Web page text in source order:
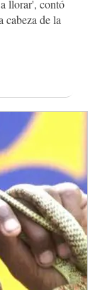
llorar', contó
cabeza de la